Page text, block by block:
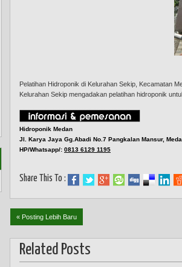
Pelatihan Hidroponik di Kelurahan Sekip, Kecamatan
Kelurahan Sekip mengadakan pelatihan hidroponik
Hidroponik Medan
Jl. Karya Jaya Gg.Abadi No.7 Pangkalan Mansur,
HP/Whatsapp/: 0813 6129 1195
Share This To :
« Posting Lebih Baru
Related Posts